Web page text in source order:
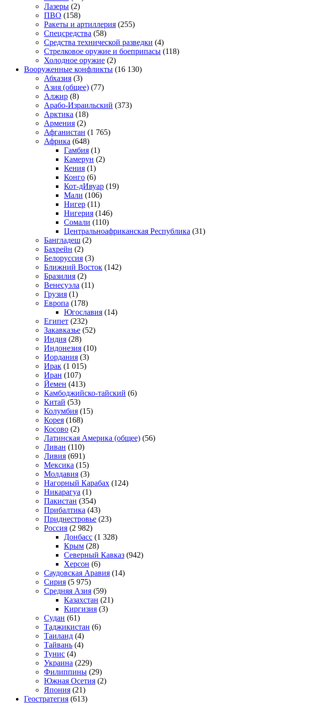
Лазеры (2)
ПВО (158)
Ракеты и артиллерия (255)
Спецсредства (58)
Средства технической разведки (4)
Стрелковое оружие и боеприпасы (118)
Холодное оружие (2)
Вооруженные конфликты (16 130)
Абхазия (3)
Азия (общее) (77)
Алжир (8)
Арабо-Израильский (373)
Арктика (18)
Армения (2)
Афганистан (1 765)
Африка (648)
Гамбия (1)
Камерун (2)
Кения (1)
Конго (6)
Кот-дИвуар (19)
Мали (106)
Нигер (11)
Нигерия (146)
Сомали (110)
Центральноафриканская Республика (31)
Бангладеш (2)
Бахрейн (2)
Белоруссия (3)
Ближний Восток (142)
Бразилия (2)
Венесуэла (11)
Грузия (1)
Европа (178)
Югославия (14)
Египет (232)
Закавказье (52)
Индия (28)
Индонезия (10)
Иордания (3)
Ирак (1 015)
Иран (107)
Йемен (413)
Камбоджийско-тайский (6)
Китай (53)
Колумбия (15)
Корея (168)
Косово (2)
Латинская Америка (общее) (56)
Ливан (110)
Ливия (691)
Мексика (15)
Молдавия (3)
Нагорный Карабах (124)
Никарагуа (1)
Пакистан (354)
Прибалтика (43)
Приднестровье (23)
Россия (2 982)
Донбасс (1 328)
Крым (28)
Северный Кавказ (942)
Херсон (6)
Саудовская Аравия (14)
Сирия (5 975)
Средняя Азия (59)
Казахстан (21)
Киргизия (3)
Судан (61)
Таджикистан (6)
Таиланд (4)
Тайвань (4)
Тунис (4)
Украина (229)
Филиппины (29)
Южная Осетия (2)
Япония (21)
Геостратегия (613)